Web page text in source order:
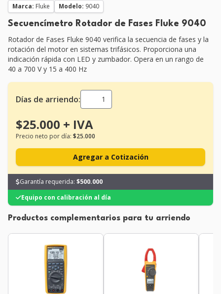
Marca: Fluke Modelo: 9040
Secuencímetro Rotador de Fases Fluke 9040
Rotador de Fases Fluke 9040 verifica la secuencia de fases y la
rotación del motor en sistemas trifásicos. Proporciona una
indicación rápida con LED y zumbador. Opera en un rango de
40 a 700 V y 15 a 400 Hz
Días de arriendo:
$25.000 + IVA
Precio neto por día: $25.000
Agregar a Cotización
Garantía requerida: $500.000
Equipo con calibración al día
Productos complementarios para tu arriendo